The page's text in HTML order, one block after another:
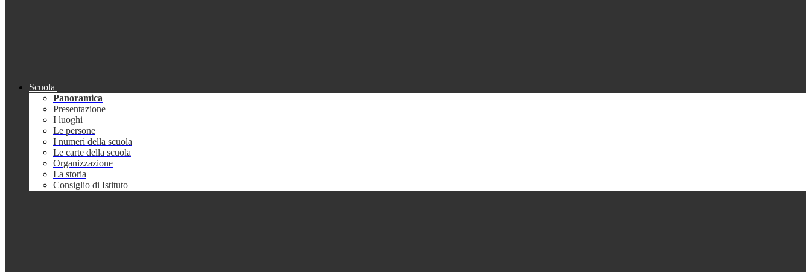
Scuola
Panoramica
Presentazione
I luoghi
Le persone
I numeri della scuola
Le carte della scuola
Organizzazione
La storia
Consiglio di Istituto